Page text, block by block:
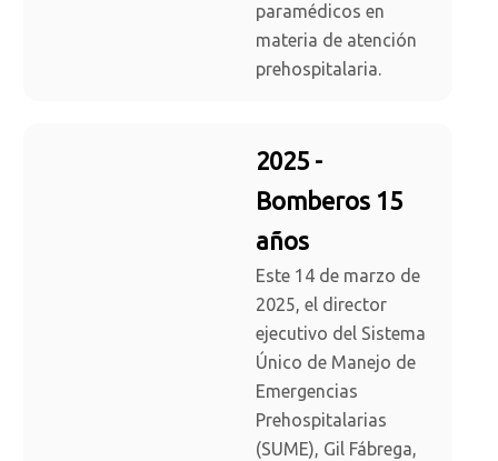
paramédicos en
materia de atención
prehospitalaria.
2025 -
Bomberos 15
años
Este 14 de marzo de
2025, el director
ejecutivo del Sistema
Único de Manejo de
Emergencias
Prehospitalarias
(SUME), Gil Fábrega,